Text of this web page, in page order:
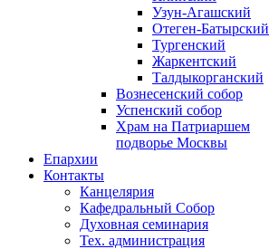
Узун-Агашский
Отеген-Батырский
Тургенский
Жаркентский
Талдыкорганский
Вознесенский собор
Успенский собор
Храм на Патриаршем
подворье Москвы
Епархии
Контакты
Канцелярия
Кафедральный Собор
Духовная семинария
Тех. администрация